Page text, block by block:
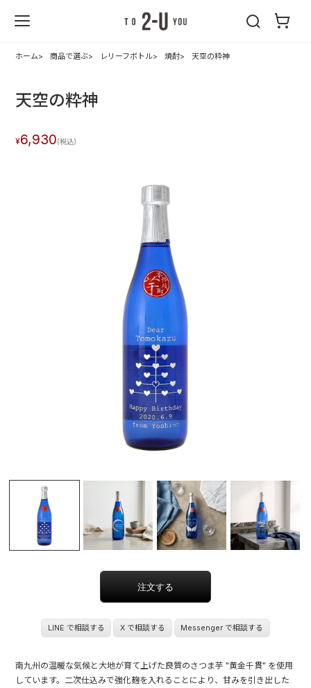
ホーム 商品で選ぶ レリーフボトル 焼酎 天空の粋神
天空の粋神
6,930
LINE で相談する X で相談する Messenger で相談する
南九州の温暖な気候と大地が育て上げた良質のさつま芋 "黄金千貫" を使用
しています。二次仕込みで強化麹を入れることにより、甘みを引き出した